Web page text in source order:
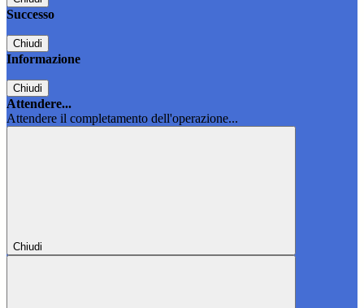
Successo
Chiudi
Informazione
Chiudi
Attendere...
Attendere il completamento dell'operazione...
Chiudi